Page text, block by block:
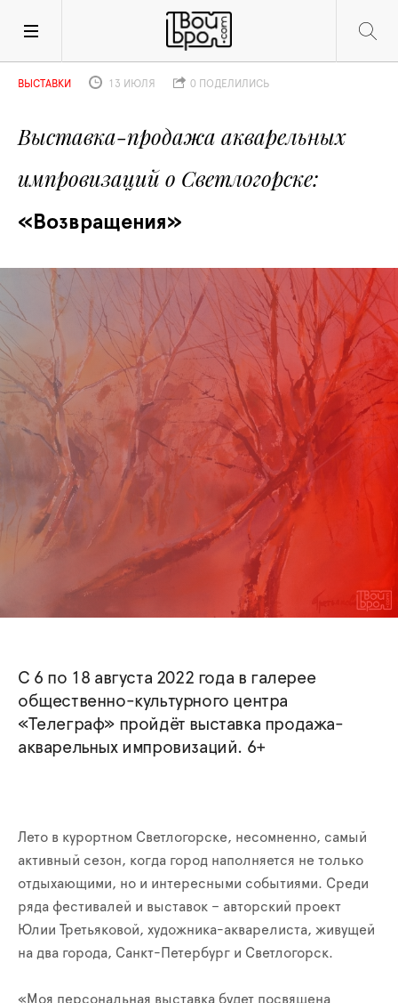
Выставка-продажа акварельных
импровизаций о Светлогорске
«Возвращения»
ВЫСТАВКИ 13 ИЮЛЯ 0 ПОДЕЛИЛИСЬ
С 6 по 18 августа 2022 года в галерее
общественно-культурного центра
«Телеграф» пройдёт выставка продажа-
акварельных импровизаций. 6+
Лето в курортном Светлогорске, несомненно, самый
активный сезон, когда город наполняется не только
отдыхающими, но и интересными событиями. Среди
ряда фестивалей и выставок – авторский проект
Юлии Третьяковой, художника-акварелиста, живущей
на два города, Санкт-Петербург и Светлогорск.
«Моя персональная выставка будет посвящена